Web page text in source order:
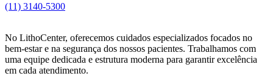
(11) 3140-5300
No LithoCenter, oferecemos cuidados especializados focados no
bem-estar e na segurança dos nossos pacientes. Trabalhamos com
uma equipe dedicada e estrutura moderna para garantir excelência
em cada atendimento.